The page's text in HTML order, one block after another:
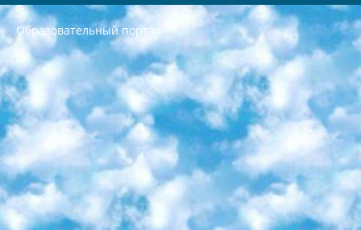
Образовательный портал
РЕСПУБЛИКА УЗБЕКИСТАН МИНИСТРЕРСТВО ДОШКОЛЬНОГО И ШКОЛЬНОГО ОБРАЗОВАНИЯ КОМАНДА в общеобразовательных учреждениях в 2023-2024 учебном году организация и проведение итоговой государственной аттестации обучающихся о Министра дошкольного и школьного образования Республики Узбекистан от 4 марта 2008 года (постановлением Минюста от 20 марта 2008 года № 1778 государственной регистрации) «Итоговое состояние учащихся общего среднего образования на основании положения об утверждении положения об аттестации общего среднего образования выпускной экзамен студентов в образовательных учреждениях в 2023-2024 учебном году В целях организации и прохождения аттестации приказываю: 1. Следующее: перечень предметов, по которым будет проводиться итоговая государственная аттестация и экзамен формы перевода согласно приложению 1; сертификаты международного образца, оценивающие уровень владения иностранными языками перечень согласно приложению 2; 2. Педагогический при специализированных образовательных учреждениях. научно-практический центр квалификации и международной оценки (Д.Давидова) 2024 г. До 25 марта: задания по предметам, по которым будет проводиться итоговая аттестация разработка и утверждение технических условий; итоговая аттестация на основании разработанного предметного задания разработка вопросов по предметам (устно и письменно), экзамен передача; общеобразовательные средние школы и специальные учебные заведения учащиеся выпускных классов школ и интернатов в агентской системе подготовка базы данных экзаменационных материалов и критериев оценки; перевод базы экзаменационных материалов на все языки обучения подать в Республиканский образовательный центр для изготовления; варианты экзаменов на основе разработанных контрольных материалов пусть будут поставлены задачи формирования. 3. Республиканский образовательный центр (Ш.Худайкулов) до 5 апреля 2024 года. до: база данных предоставленных экзаменационных материалов на все языки обучения перевод и экспертиза; для слепых, слабовидящих, глухих, слабослышащих и умственно отсталых детей учащиеся выпускных классов специализированных школ и школ-интернатов база данных экзаменационных материалов на всех преподаваемых языках подготовка критериев оценки; специализированные школы для умственно отсталых детей и технологии для учащихся выпускных классов школ-интернатов разработка соответствующих рекомендаций и критериев проведения ЕГЭ по естествознанию давать задания. 4. Педагогический при специализированных образовательных учреждениях. Научно-практический центр навыков и международной оценки (Д.Давидова), Республика образовательный центр (Худайкулов Ш.) итоговый государственный аттестационный экзамен ориентирован на творческое и логическое мышление при подготовке базы материалов учитывать введение заданий. 5. Следует отметить, что: сертификат государственного образца о знании общеобразовательного предмета и как минимум национальный уровень B1 по предметам на иностранных языках, указанным в Приложении 2. или международно признанный сертификат эквивалентного уровня студенты, изучающие определенный предмет, освобождаются от экзамена; по соответствующим предметам запланирована итоговая государственная аттестация за день до дня, путем жеребьевки Рабочей группой (в письменной форме по предметам, проводимым в форме) из числа сформированных вариантов выбрано 2 варианта; 2 выбранных варианта экзамена анонсированы на официальном сайте министерства и все выпускники по всей стране на основе этих вариантов проводит итоговую государственную аттестацию. 6. Государственное образование учащихся средних общеобразовательных учреждений. знания в соответствии с квалификационными требованиями, которые необходимо приобрести на основании стандартов итоговый (выпускной) контроль для 9 и 11 классов в целях тестирования Экзамены (далее – экзамены) состоят из предметов, перечисленных в приложении 1. будет сделано. 7. Экзамены пройдут с 26 мая по 15 июня 2024 г. (кроме науки физического воспитания). 8. Физическая для учащихся 9 классов общесредних образовательных учреждений. Экзамены по предмету «Образование, квалификация медицина» 1-6 мая 2024 года. сотрудники перевести под присмотр (с отклонениями в физическом или умственном развитии) специализированная школа для детей, школы-интернаты и со сколиозом школы-интернаты санаторного типа для больных детей исключены). 9. Он был слепым, слабовидящим и имел нарушения опорно-двигательного аппарата. экзамены в специализированных школах и интернатах для детей должны проводиться исходя из требований, предъявляемых к общеобразовательным учреждениям (физкультура кроме науки). 10. Специализированная школа для глухих и слабослышащих детей. и экзамены в интернатах и быть реализован в виде письменного теста по математике. 11. Специальность для умственно отсталых детей. Для 9 класса Родной язык и литературное письмо Государственный язык (язык обучения – узбекский). для неклассов) написано Математическое письмо Письменная/устная история Узбекистана Физическое воспитание практично Итоговый контроль Для 11 класса Написание родного языка и литературы (эссе) Математическое письмо Узбекский язык (обучение на узбекском языке) не посещающее общее среднее образование для учреждений)/Образовательное учреждение выбор письменный и устный Иностранный язык письменный/устный Письменная/устная история Узбекистана *По выбору студента:  Химия  Физика  Основы государственного права  География 10 бесплатных образовательных ресурсов - Мы составили подборку онлайн-проектов с интерактивными упражнениями, видеолекциями и статьями. Они помогут вам обрести новые и освежить старые знания бесплатно. 1. «ИНТУИТ» Старейшая образовательная площадка Рунета. Здесь вы найдёте сотни текстовых и видеокурсов на десятки различных тем — от программирования до психологии. Многие курсы подготовлены российскими университетами и крупными международными компаниями вроде Intel и Microsoft. Самостоятельное обучение бесплатное, но желающие могут оплатить услуги персональных наставников. 2. «Смартия» знакомит с актуальными профессиями и подсказывает, как им обучаться. Выбрав заинтересовавшую вас специальность — SMM-специалист, фотограф, веб-дизайнер или другую, — увидите список необходимых для неё умений. Чтобы вы могли освоить их самостоятельно, для каждого умения площадка отображает подборку ссылок на учебные материалы. Хотя «Смартия» ориентируется на русскоязычную аудиторию, часть контента всё же доступна только на английском. 3. «Лекторий Физтеха» Проект Московского физико-технического института (Физтеха). С его помощью вы можете смотреть онлайн серии лекций, записанные на видео в этом вузе. В числе доступных предметов — физика, биология, химия, информационные технологии и другие. К некоторым лекциям администрация ресурса прилагает готовые конспекты, которые можно скачивать в PDF-формате. 4. ITMOcourses Онлайн-площадка Санкт-Петербургского национального исследовательского университета информационных технологий, механики и оптики (ИТМО). Ресурс предоставляет свободный доступ к курсам, разработанным в этом вузе. Каталог материалов разбит на четыре категории: «Оптические системы и технологии», «Приборостроение и робототехника», «Информационные технологии» и «Биотехнологии». Курсы состоят из видеолекций, интерактивных демонстраций и заданий. 5. «КиберЛенинка» Электронная научная библиотека открытого доступа. Каталог площадки регулярно обрастает текстами статей из различных научных изданий. Сгруппированные по журналам и рубрикам публикации можно читать онлайн или скачивать целиком в PDF-формате. Проект нацелен на популяризацию науки за счёт открытого доступа к качественной информации. 6. «ПостНаука» На этом ресурсе публикуют подборки видеолекций, составленные экспертами из разных отраслей и объединённые общими темами. Среди них, к примеру, есть серии «Биоинформатика и геномика», «Культура средневековой Скандинавии» и Cinema Studies о теории кино. Каждая подборка лекций — логически связанная история, рассказанная экспертом от первого лица. Кроме того, на сайте появляются научно-образовательные статьи и тесты на разные темы. 7. «Newочём» Команда проекта «Newочём» отбирает самые интересные тексты из англоязычных СМИ и переводит те из них, за которые голосуют участники сообщества «ВКонтакте». По большей части это научно-популярные статьи. Редакторы придумывают лишь заголовки, в остальном содержание переводов соответствует оригиналам. Полные тексты можно читать прямо в социальной сети. 8. InternetUrok Онлайн-база материалов по основным дисциплинам школьной программы. Информация на сайте структурирована по классам, предметам и темам (урокам). Каждый урок состоит из видеолекций и конспектов. Есть также интерактивные тренажёры и тесты для закрепления пройденного материала. Даже если вы давно окончили школу, возможность повторить программу старших классов всегда может пригодиться. 9. Edutainme Ещё один ресурс об образовании. В отличие от Newtonew, как мне кажется, Edutainme больше ориентируется на представителей индустрии: педагогов, предпринимателей, разработчиков образовательных проектов. Но и любой, кто просто стремится к саморазвитию, найдёт на сайте много полезного и интересного для себя. Например, информацию о новых курсах и образовательных сервисах. 10. Newtonew Онлайн-медиа об образовании и обучении в широком смысле. Авторы Newtonew пишут об инструментах, заведениях, тактиках и стратегиях, которые помогают учить других и получать новые знания самостоятельно. На этой площадке вы найдёте новости, обзоры, аналитические мат